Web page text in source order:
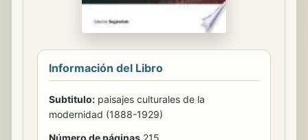
Información del Libro
Subtitulo: paisajes culturales de la
modernidad (1888-1929)
Número de páginas 215